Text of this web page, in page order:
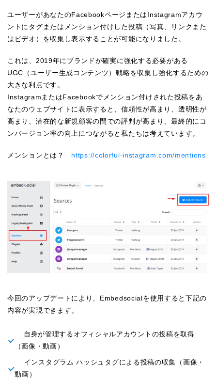
ユーザーがあなたのFacebookページまたはInstagramアカウ
ントにタグまたはメンション付けした投稿（写真、リンクまた
はビデオ）を収集し表示することが可能になりました。
これは、2019年にブランドが確実に強化する必要がある
UGC（ユーザー生成コンテンツ）戦略を収集し強化するための
大きな利点です。
InstagramまたはFacebookでメンション付けされた投稿をあ
なたのウェブサイトに表示すると、信頼性が高まり、透明性が
高まり、潜在的な新規顧客の間での評判が高まり、最終的にコ
ンバージョン率の向上につながると私たちは考えています。
メンションとは？ https://colorful-instagram.com/mentions
今回のアップデートにより、Embedsocialを使用すると下記の
内容が実現できます。
自身が管理するオフィシャルアカウントの投稿を取得
（画像・動画）
インスタグラム ハッシュタグによる投稿の収集（画像・
動画）